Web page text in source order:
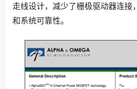
走线设计，减少了栅极驱动器连接
和系统可靠性。